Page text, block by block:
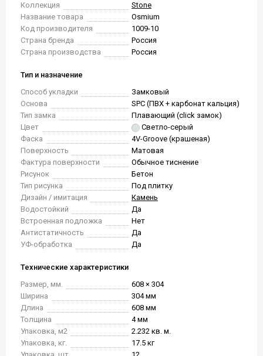
Коллекция
Stone
Название товара
Osmium
Код производителя
1009-10
Страна бренда
Россия
Страна производства
Россия
Тип и назначение
Способ укладки
Замковый
Основа
SPC (ПВХ + карбонат кальция)
Тип замка
Плавающий (click замок)
Цвет
Светло-серый
Фаска
4V-Groove (крашеная)
Поверхность
Матовая
Фактура поверхности
Обычное тиснение
Рисунок
Бетон
Тип рисунка
Под плитку
Дизайн / имитация
Камень
Водостойкий
Да
Встроенная подложка
Нет
Антистатичность
Да
УФ-обработка
Да
Технические характеристики
Размер, мм.
608 × 304
Ширина
304 мм
Длина
608 мм
Толщина
4 мм
Упаковка, м2
2.232 кв. м.
Упаковка, кг.
17.5 кг